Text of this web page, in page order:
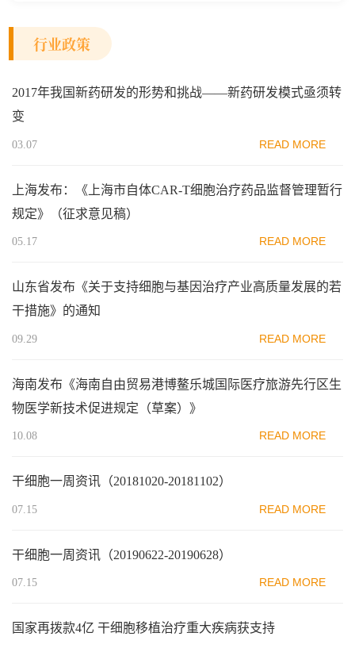
行业政策
2017年我国新药研发的形势和挑战——新药研发模式亟须转
变
03.07 READ MORE
上海发布：《上海市自体CAR-T细胞治疗药品监督管理暂行
规定》（征求意见稿）
05.17 READ MORE
山东省发布《关于支持细胞与基因治疗产业高质量发展的若
干措施》的通知
09.29 READ MORE
海南发布《海南自由贸易港博鳌乐城国际医疗旅游先行区生
物医学新技术促进规定（草案）》
10.08 READ MORE
干细胞一周资讯（20181020-20181102）
07.15 READ MORE
干细胞一周资讯（20190622-20190628）
07.15 READ MORE
国家再拨款4亿 干细胞移植治疗重大疾病获支持